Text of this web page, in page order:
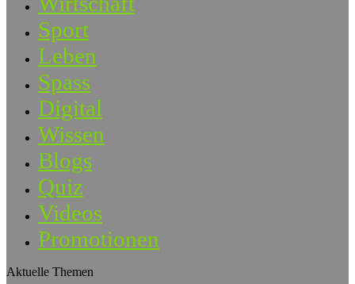
Sport
Leben
Spass
Digital
Wissen
Blogs
Quiz
Videos
Promotionen
Aktuelle Themen